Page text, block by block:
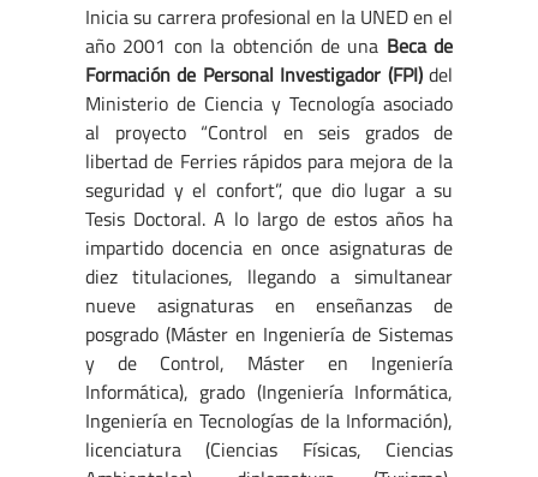
Inicia su carrera profesional en la UNED en el
año 2001 con la obtención de una Beca de
Formación de Personal Investigador (FPI)del
Ministerio de Ciencia y Tecnología asociado
al proyecto “Control en seis grados de
libertad de Ferries rápidos para mejora de la
seguridad y el confort”, que dio lugar a su
Tesis Doctoral. A lo largo de estos años ha
impartido docencia en once asignaturas de
diez titulaciones, llegando a simultanear
nueve asignaturas en enseñanzas de
posgrado (Máster en Ingeniería de Sistemas
y de Control, Máster en Ingeniería
Informática), grado (Ingeniería Informática,
Ingeniería en Tecnologías de la Información),
licenciatura (Ciencias Físicas, Ciencias